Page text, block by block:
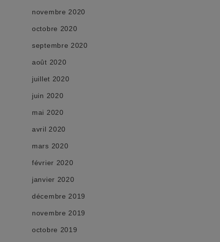
novembre 2020
octobre 2020
septembre 2020
août 2020
juillet 2020
juin 2020
mai 2020
avril 2020
mars 2020
février 2020
janvier 2020
décembre 2019
novembre 2019
octobre 2019